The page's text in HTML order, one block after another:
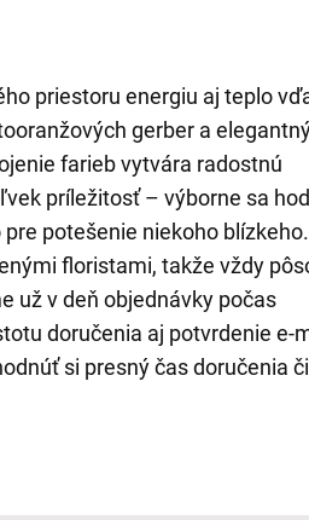
priestoru energiu aj teplo
gerber a
farieb vytvára radostnú
príležitosť – výborne sa
potešenie niekoho
floristami, takže vždy
už v deň objednávky počas
doručenia aj potvrdenie e-
si presný čas doručenia či